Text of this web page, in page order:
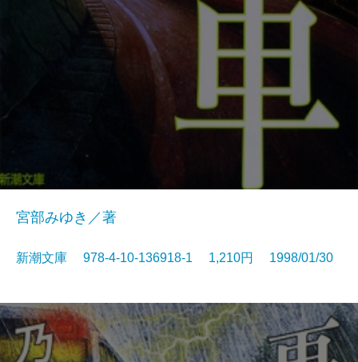
宮部みゆき／著
新潮文庫 978-4-10-136918-1 1,210円 1998/01/30